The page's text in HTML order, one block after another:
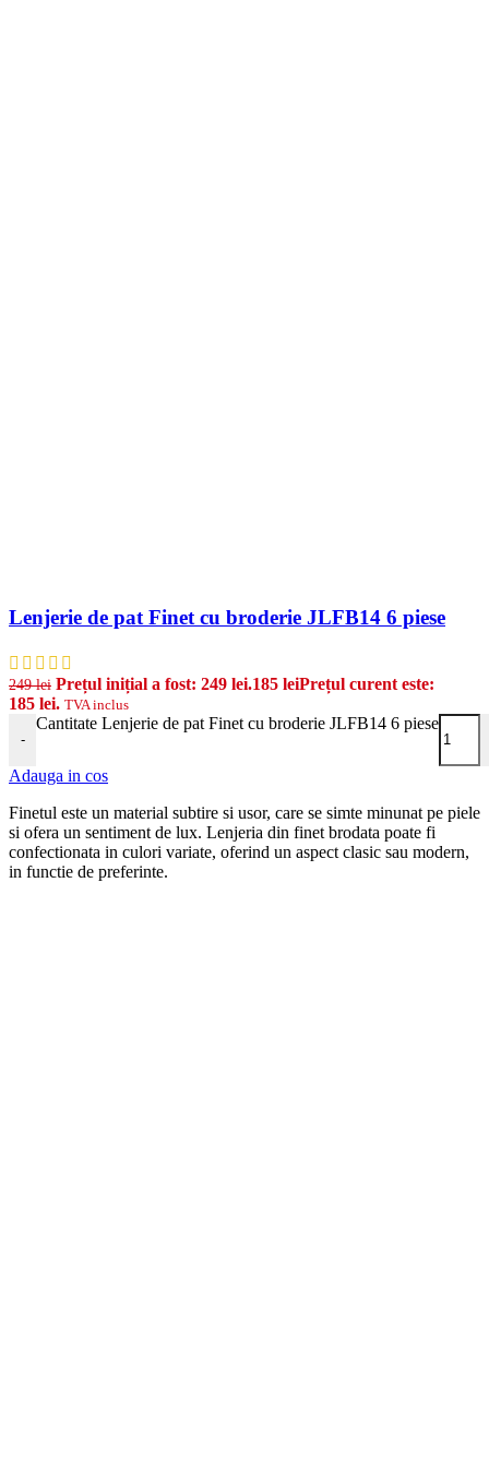
Lenjerie de pat Finet cu broderie JLFB14 6 piese
249lei Prețul inițial a fost: 249 lei.185 leiPrețul curent este:
185 lei. TVA inclus
-
Cantitate Lenjerie de pat Finet cu broderie JLFB14 6 piese
Adauga in cos
Finetul este un material subtire si usor, care se simte minunat pe piele
si ofera un sentiment de lux. Lenjeria din finet brodata poate fi
confectionata in culori variate, oferind un aspect clasic sau modern,
in functie de preferinte.